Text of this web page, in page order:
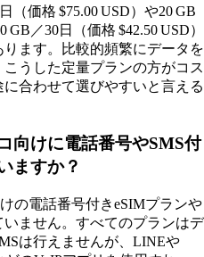
（価格 $75.00 USD）や20 GB
GB／30日（価格 $42.50 USD）
ます。比較的頻繁にデータを
うした定量プランの方がコス
合わせて選びやすいと言える
向けに電話番号やSMS付
ますか？
の電話番号付きeSIMプランや
ません。すべてのプランはデ
は行えませんが、LINEや